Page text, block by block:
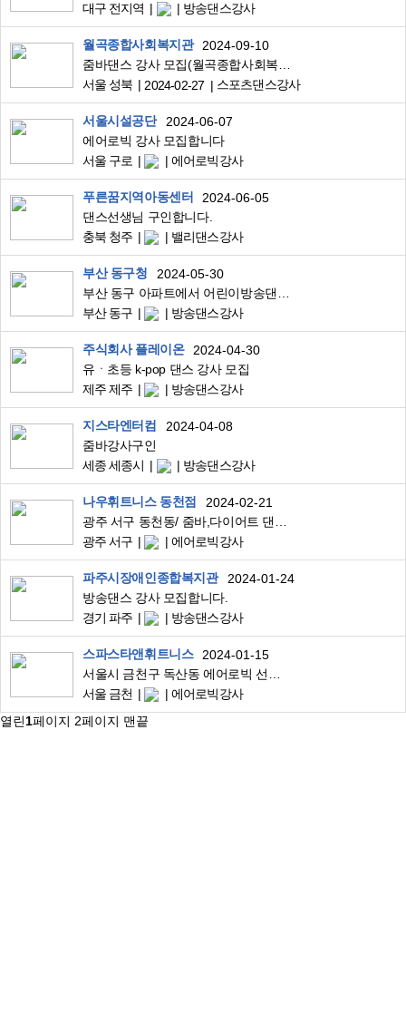
대구 전지역
방송댄스강사
월곡종합사회복지관
2024-09-10
줌바댄스 강사 모집(월곡종합사회복지관 성북외국인노동자센터)
서울 성북
2024-02-27 스포츠댄스강사
서울시설공단
2024-06-07
에어로빅 강사 모집합니다
서울 구로
에어로빅강사
푸른꿈지역아동센터
2024-06-05
댄스선생님 구인합니다.
충북 청주
밸리댄스강사
부산 동구청
2024-05-30
부산 동구 아파트에서 어린이방송댄스 가르쳐주실 분 구합니다.
부산 동구
방송댄스강사
주식회사 플레이온
2024-04-30
유ㆍ초등 k-pop 댄스 강사 모집
제주 제주
방송댄스강사
지스타엔터컴
2024-04-08
줌바강사구인
세종 세종시
방송댄스강사
나우휘트니스 동천점
2024-02-21
광주 서구 동천동/ 줌바,다이어트 댄스, 요가, 필라테스 강사님 모집합니다(2월26일 오픈)
광주 서구
에어로빅강사
파주시장애인종합복지관
2024-01-24
방송댄스 강사 모집합니다.
경기 파주
방송댄스강사
스파스타앤휘트니스
2024-01-15
서울시 금천구 독산동 에어로빅 선생님 모집합니다.
서울 금천
에어로빅강사
열린1페이지 2페이지 맨끝